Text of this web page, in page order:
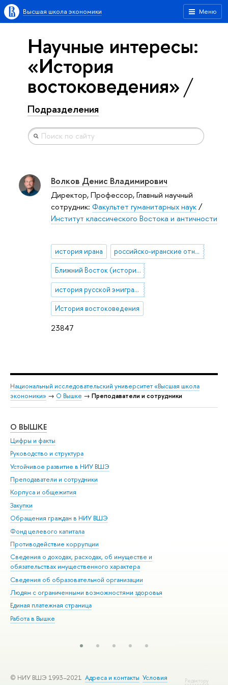
Меню
Высшая школа экономики
Научные интересы:
«История
востоковедения»
Подразделения
23847
Волков Денис Владимирович
Директор, Профессор, Главный научный
сотрудник: Факультет гуманитарных наук/
Институт классического Востока и античности
история ирана российско-иранские отношения (история и современность)
Ближний Восток (история и современность)
история русской эмиграции
История востоковедения
Национальный исследовательский университет «Высшая школа
экономики» → О Вышке → Преподаватели и сотрудники
О ВЫШКЕ
Цифры и факты
Руководство и структура
Устойчивое развитие в НИУ ВШЭ
Преподаватели и сотрудники
Корпуса и общежития
Закупки
Обращения граждан в НИУ ВШЭ
Фонд целевого капитала
Противодействие коррупции
Сведения о доходах, расходах, об имуществе и
обязательствах имущественного характера
Сведения об образовательной организации
Людям с ограниченными возможностями здоровья
Единая платежная страница
Работа в Вышке
Редактору
© НИУ ВШЭ 1993–2021 Адреса и контакты Условия